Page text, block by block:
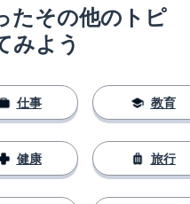
たその他のトピ
みよう
仕事
健康
教育
旅行